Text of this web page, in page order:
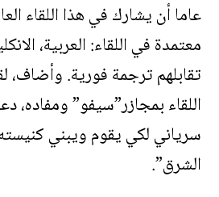
معتمدة في اللقاء: العربية،
تقابلهم ترجمة فورية. وأضاف،
اللقاء بمجازر”سيفو” ومفاده،
سرياني لكي يقوم ويبني
الشرق”.